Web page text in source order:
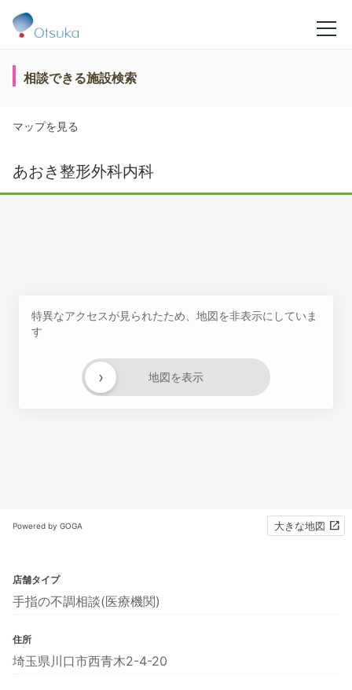
相談できる施設検索
マップを見る
あおき整形外科内科
特異なアクセスが見られたため、地図を非表示にしていま
す
地図を表示
›
Powered by GOGA 大きな地図
店舗タイプ
手指の不調相談(医療機関)
住所
埼玉県川口市西青木2-4-20